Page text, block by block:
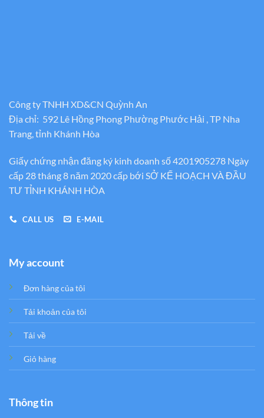
Công ty TNHH XD&CN Quỳnh An
Địa chỉ: 592 Lê Hồng Phong Phường Phước Hải , TP Nha
Trang, tỉnh Khánh Hòa
Giấy chứng nhận đăng ký kinh doanh số 4201905278 Ngày
cấp 28 tháng 8 năm 2020 cấp bới SỞ KẾ HOẠCH VÀ ĐẦU
TƯ TỈNH KHÁNH HÒA
CALL US E-MAIL
My account
Đơn hàng của tôi
Tải khoản của tôi
Tải về
Giỏ hàng
Thông tin